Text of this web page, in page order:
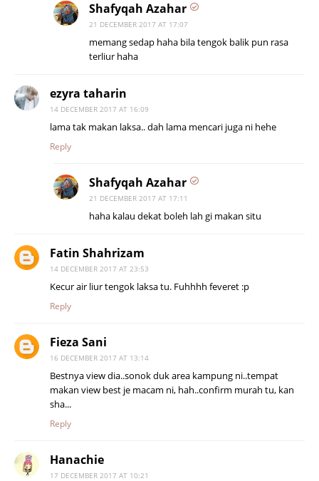
Shafyqah Azahar
21 DECEMBER 2017 AT 17:07
memang sedap haha bila tengok balik pun rasa
terliur haha
ezyra taharin
14 DECEMBER 2017 AT 16:09
lama tak makan laksa.. dah lama mencari juga ni hehe
Reply
Shafyqah Azahar
21 DECEMBER 2017 AT 17:11
haha kalau dekat boleh lah gi makan situ
Fatin Shahrizam
14 DECEMBER 2017 AT 23:53
Kecur air liur tengok laksa tu. Fuhhhh feveret :p
Reply
Fieza Sani
16 DECEMBER 2017 AT 13:14
Bestnya view dia..sonok duk area kampung ni..tempat
makan view best je macam ni, hah..confirm murah tu, kan
sha...
Reply
Hanachie
17 DECEMBER 2017 AT 10:21